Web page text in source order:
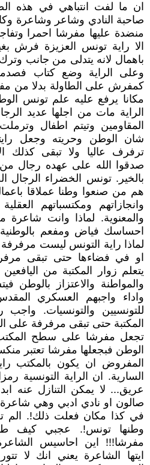
ان ما لفت انتباهي في هذه
صاحبة النادي وشاعر وشاعرة
منضدة عليها مفرشا احمرا
الا راية تونس العزيزة فرش
باهمال لانه يتدلى من جانب وترك
وعلى الراية وضع كتاب
كمفرش على الطاولة بدلا من
مكانا يرفع عليه علم تونس
الراية مات من اجلها عديد
المقاومين وتيتم اطفال
شان الوطن وحريته وجعل
ترفرف عاليا ولا تبقى كذلك
صدقوا الله على عهده رجال من
بالخير. تونس الخضراء الرجال
هم من صنعوا وطنا عملاقا
وانجازاتهم ومكتسباتهم
والمعنوية. لماذا وانت
احساسك فياض ومفعم
لماذا راية التونس ليست مرفرفة
او في فضاءها حتى تبقى
يتعلم زوار المكتبة من
والمواطنة والاعتزاز بالوطن
واداء واجبهم العسكري
للتونسيين والتونسيات. واجب
المكتبة حتى تبقى مرفرفة على
تجعل مفرشا على سطح المكتب
الوطن فبجعلها مفرشا تعتبر
المفروض ان يكون بالمكتب
السارية. ان الراية التونسية
عريق... لا يمكن التنازل عنه
صالون او نادي ادبي وهي
في كذا مكان فعلت ذلك!. الم
وطنها تونس!. عجبي كيف
مفرشا!!! اين احاسيس
ايتها الشاعرة يعني انك لا